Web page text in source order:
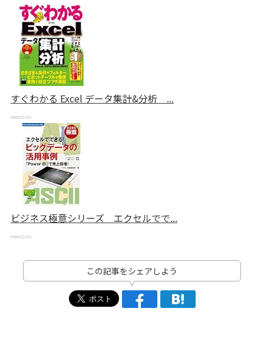
すぐわかる Excel データ集計&分析 ...
ビジネス極意シリーズ エクセルでで...
この記事をシェアしよう